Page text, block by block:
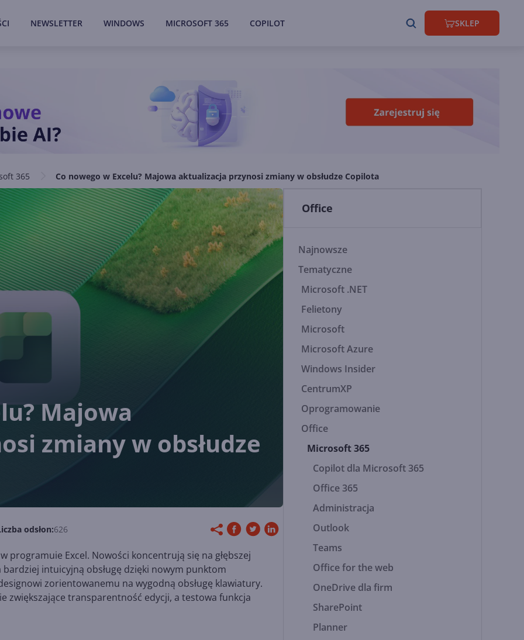
NEWSLETTER WINDOWS MICROSOFT 365 COPILOT SKLEP
365 Co nowego w Excelu? Majowa aktualizacja przynosi zmiany w obsłudze Copilota
Majowa
zmiany w obsłudze
odsłon:626
programuie Excel. Nowości koncentrują się na głębszej
bardziej intuicyjną obsługę dzięki nowym punktom
zorientowanemu na wygodną obsługę klawiatury.
zwiększające transparentność edycji, a testowa funkcja
Office
Najnowsze
Tematyczne
Microsoft .NET
Felietony
Microsoft
Microsoft Azure
Windows Insider
CentrumXP
Oprogramowanie
Office
Microsoft 365
Copilot dla Microsoft 365
Office 365
Administracja
Outlook
Teams
Office for the web
OneDrive dla firm
SharePoint
Planner